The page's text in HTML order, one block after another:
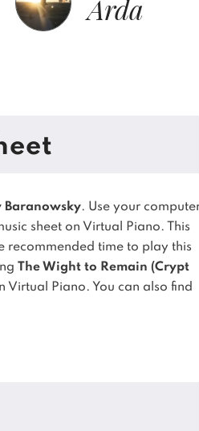
Arda
Baranowsky. Use your
sheet on Virtual Piano.
This
recommended time to play this
The Wight to Remain (Crypt
Virtual Piano. You can also find